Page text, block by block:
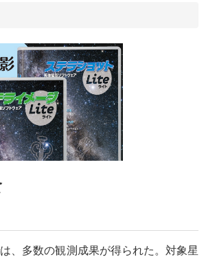
、多数の観測成果が得られた。対象星